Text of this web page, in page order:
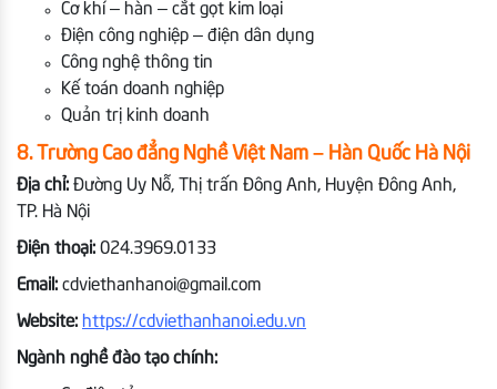
Cơ khí – hàn – cắt gọt kim loại
Điện công nghiệp – điện dân dụng
Công nghệ thông tin
Kế toán doanh nghiệp
Quản trị kinh doanh
8. Trường Cao đẳng Nghề Việt Nam – Hàn Quốc Hà Nội
Địa chỉ: Đường Uy Nỗ, Thị trấn Đông Anh, Huyện Đông Anh,
TP. Hà Nội
Điện thoại: 024.3969.0133
Email: cdviethanhanoi@gmail.com
Website: https://cdviethanhanoi.edu.vn
Ngành nghề đào tạo chính: